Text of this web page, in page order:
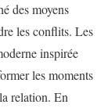
des moyens
les conflits. Les
inspirée
les moments
relation. En